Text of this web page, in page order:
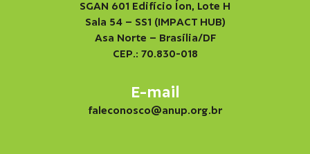
SGAN 601 Edifício Íon, Lote H
Sala 54 – SS1 (IMPACT HUB)
Asa Norte – Brasília/DF
CEP.: 70.830-018
E-mail
faleconosco@anup.org.br